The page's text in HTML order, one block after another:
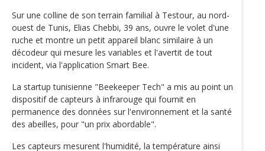
Sur une colline de son terrain familial à Testour, au nord-
ouest de Tunis, Elias Chebbi, 39 ans, ouvre le volet d'une
ruche et montre un petit appareil blanc similaire à un
décodeur qui mesure les variables et l'avertit de tout
incident, via l'application Smart Bee.
La startup tunisienne "Beekeeper Tech" a mis au point un
dispositif de capteurs à infrarouge qui fournit en
permanence des données sur l'environnement et la santé
des abeilles, pour "un prix abordable".
Les capteurs mesurent l'humidité, la température ainsi